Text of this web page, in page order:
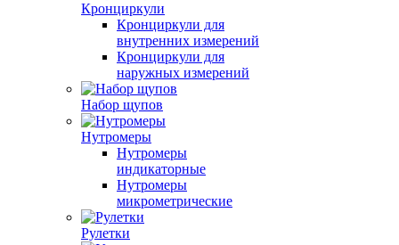
Кронциркули
Кронциркули для
внутренних измерений
Кронциркули для
наружных измерений
Набор щупов
Нутромеры
Нутромеры
индикаторные
Нутромеры
микрометрические
Рулетки